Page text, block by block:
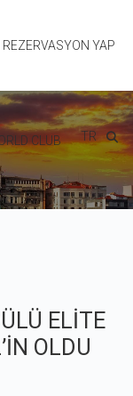
REZERVASYON YAP
CLUB TR
ELİTE
OLDU